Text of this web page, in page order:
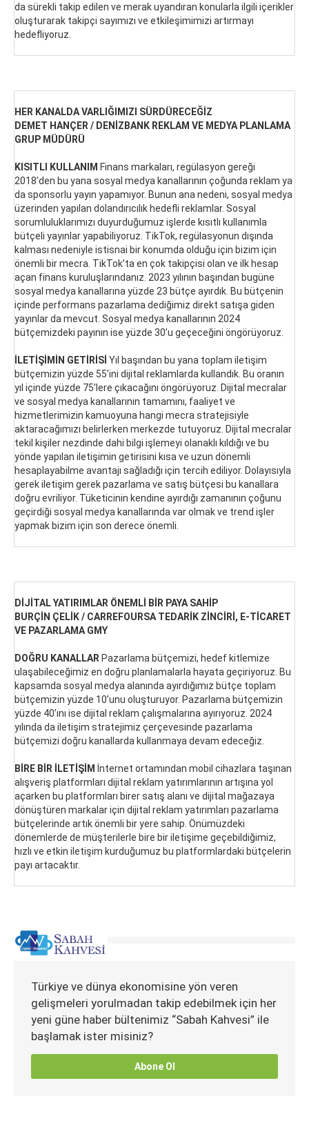
da sürekli takip edilen ve merak uyandıran konularla ilgili içerikler
oluşturarak takipçi sayımızı ve etkileşimimizi artırmayı
hedefliyoruz.
HER KANALDA VARLIĞIMIZI SÜRDÜRECEĞİZ
DEMET HANÇER / DENİZBANK REKLAM VE MEDYA PLANLAMA
GRUP MÜDÜRÜ
KISITLI KULLANIM Finans markaları, regülasyon gereği
2018’den bu yana sosyal medya kanallarının çoğunda reklam ya
da sponsorlu yayın yapamıyor. Bunun ana nedeni, sosyal medya
üzerinden yapılan dolandırıcılık hedefli reklamlar. Sosyal
sorumluluklarımızı duyurduğumuz işlerde kısıtlı kullanımla
bütçeli yayınlar yapabiliyoruz. TikTok, regülasyonun dışında
kalması nedeniyle istisnai bir konumda olduğu için bizim için
önemli bir mecra. TikTok’ta en çok takipçisi olan ve ilk hesap
açan finans kuruluşlarındanız. 2023 yılının başından bugüne
sosyal medya kanallarına yüzde 23 bütçe ayırdık. Bu bütçenin
içinde performans pazarlama dediğimiz direkt satışa giden
yayınlar da mevcut. Sosyal medya kanallarının 2024
bütçemizdeki payının ise yüzde 30’u geçeceğini öngörüyoruz.
İLETİŞİMİN GETİRİSİ Yıl başından bu yana toplam iletişim
bütçemizin yüzde 55’ini dijital reklamlarda kullandık. Bu oranın
yıl içinde yüzde 75’lere çıkacağını öngörüyoruz. Dijital mecralar
ve sosyal medya kanallarının tamamını, faaliyet ve
hizmetlerimizin kamuoyuna hangi mecra stratejisiyle
aktaracağımızı belirlerken merkezde tutuyoruz. Dijital mecralar
tekil kişiler nezdinde dahi bilgi işlemeyi olanaklı kıldığı ve bu
yönde yapılan iletişimin getirisini kısa ve uzun dönemli
hesaplayabilme avantajı sağladığı için tercih ediliyor. Dolayısıyla
gerek iletişim gerek pazarlama ve satış bütçesi bu kanallara
doğru evriliyor. Tüketicinin kendine ayırdığı zamanının çoğunu
geçirdiği sosyal medya kanallarında var olmak ve trend işler
yapmak bizim için son derece önemli.
DİJİTAL YATIRIMLAR ÖNEMLİ BİR PAYA SAHİP
BURÇİN ÇELİK / CARREFOURSA TEDARİK ZİNCİRİ, E-TİCARET
VE PAZARLAMA GMY
DOĞRU KANALLAR Pazarlama bütçemizi, hedef kitlemize
ulaşabileceğimiz en doğru planlamalarla hayata geçiriyoruz. Bu
kapsamda sosyal medya alanında ayırdığımız bütçe toplam
bütçemizin yüzde 10’unu oluşturuyor. Pazarlama bütçemizin
yüzde 40’ını ise dijital reklam çalışmalarına ayırıyoruz. 2024
yılında da iletişim stratejimiz çerçevesinde pazarlama
bütçemizi doğru kanallarda kullanmaya devam edeceğiz.
BİRE BİR İLETİŞİM İnternet ortamından mobil cihazlara taşınan
alışveriş platformları dijital reklam yatırımlarının artışına yol
açarken bu platformları birer satış alanı ve dijital mağazaya
dönüştüren markalar için dijital reklam yatırımları pazarlama
bütçelerinde artık önemli bir yere sahip. Önümüzdeki
dönemlerde de müşterilerle bire bir iletişime geçebildiğimiz,
hızlı ve etkin iletişim kurduğumuz bu platformlardaki bütçelerin
payı artacaktır.
Türkiye ve dünya ekonomisine yön veren
gelişmeleri yorulmadan takip edebilmek için her
yeni güne haber bültenimiz “Sabah Kahvesi” ile
başlamak ister misiniz?
Abone Ol